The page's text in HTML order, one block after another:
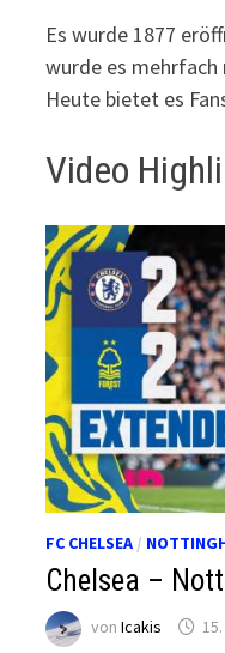
Es wurde 1877
wurde es
Heute bietet es
Video
FC CHELSEA /
Chelsea –
vonIcakis